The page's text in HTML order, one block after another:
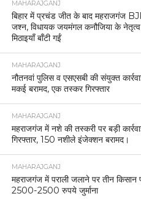
MAHARAJGANJ
बिहार में प्रचंड जीत के बाद महराजगंज
जश्न, विधायक जयमंगल कनौजिया के
मिठाइयाँ बाँटी गईं
MAHARAJGANJ
नौतनवां पुलिस व एसएसबी की संयुक्त
मकई बरामद, एक तस्कर गिरफ्तार
MAHARAJGANJ
महराजगंज में नशे की तस्करी पर बड़ी
गिरफ्तार, 150 नशीले इंजेक्शन बरामद।
MAHARAJGANJ
महराजगंज में पराली जलाने पर तीन
2500-2500 रुपये जुर्माना